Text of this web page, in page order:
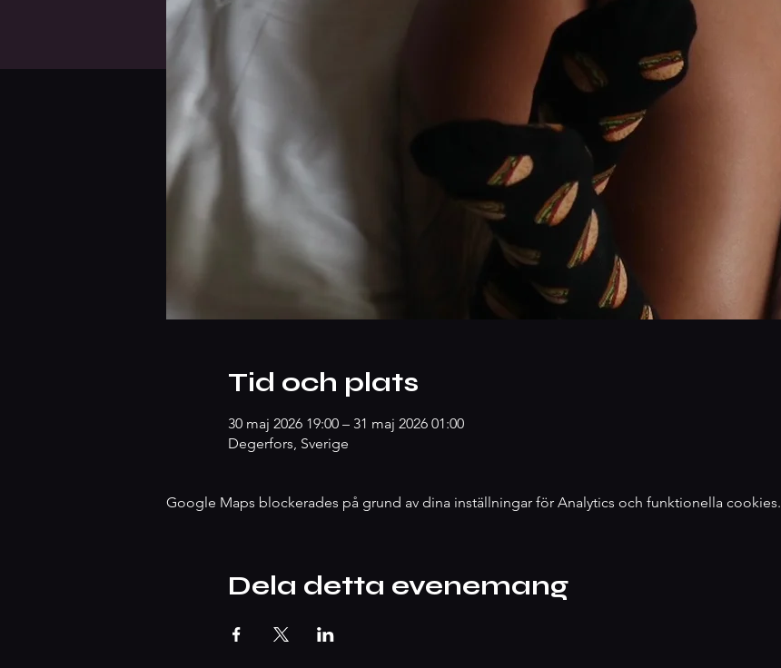
Tid och plats
30 maj 2026 19:00 – 31 maj 2026 01:00
Degerfors, Sverige
Google Maps blockerades på grund av dina inställningar för Analytics och funktionella cookies.
Dela detta evenemang